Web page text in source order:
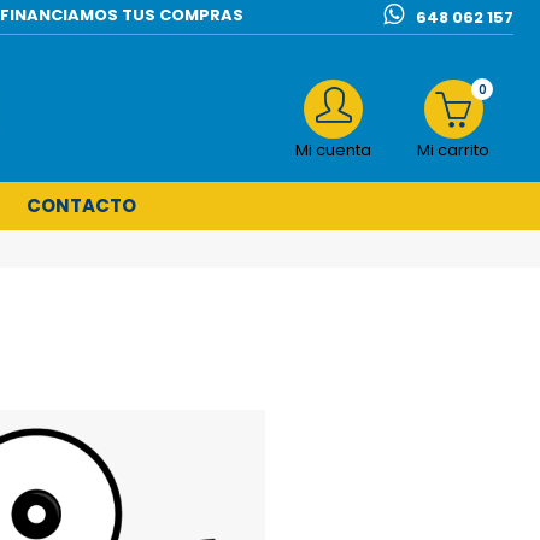
TUS COMPRAS 648 062 157
0
Mi carrito
Mi cuenta
CONTACTO